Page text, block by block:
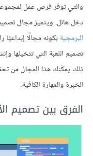
والتي توفر فرص عمل
دخل هائل. ويتميز مجال
البرمجيةبكونه مجالًا
تصميم اللعبة التي تتخيلها
ذلك يمكّنك هذا المجال من
الخبرة والمهارة الكافية.
الفرق بين تصميم